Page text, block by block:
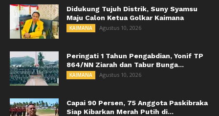
Didukung Tujuh Distrik, Suny Syamsu
Maju Calon Ketua Golkar Kaimana
KAIMANA Agustus 10, 2026
Peringati 1 Tahun Pengabdian, Yonif TP
864/NN Ziarah dan Tabur Bunga...
KAIMANA Agustus 10, 2026
Capai 90 Persen, 75 Anggota Paskibraka
Siap Kibarkan Merah Putih di...